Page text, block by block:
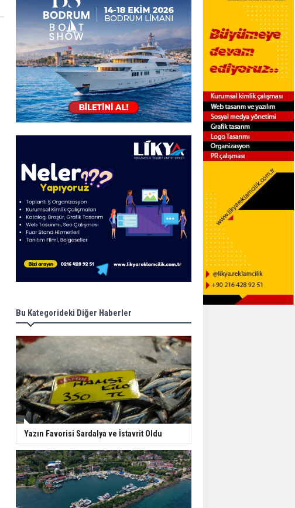
Bu Kategorideki Diğer Haberler
Yazın Favorisi Sardalya ve İstavrit Oldu